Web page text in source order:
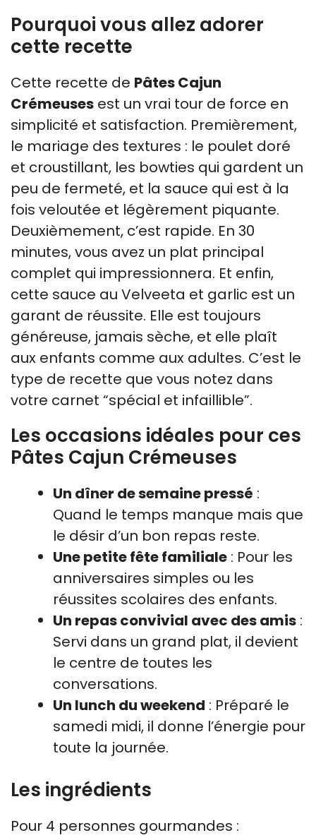
Pourquoi vous allez adorer
cette recette
Cette recette de Pâtes Cajun
Crémeuses est un vrai tour de force en
simplicité et satisfaction. Premièrement,
le mariage des textures : le poulet doré
et croustillant, les bowties qui gardent un
peu de fermeté, et la sauce qui est à la
fois veloutée et légèrement piquante.
Deuxièmement, c’est rapide. En 30
minutes, vous avez un plat principal
complet qui impressionnera. Et enfin,
cette sauce au Velveeta et garlic est un
garant de réussite. Elle est toujours
généreuse, jamais sèche, et elle plaît
aux enfants comme aux adultes. C’est le
type de recette que vous notez dans
votre carnet “spécial et infaillible”.
Les occasions idéales pour ces
Pâtes Cajun Crémeuses
Un dîner de semaine pressé :
Quand le temps manque mais que
le désir d’un bon repas reste.
Une petite fête familiale : Pour les
anniversaires simples ou les
réussites scolaires des enfants.
Un repas convivial avec des amis :
Servi dans un grand plat, il devient
le centre de toutes les
conversations.
Un lunch du weekend : Préparé le
samedi midi, il donne l’énergie pour
toute la journée.
Les ingrédients
Pour 4 personnes gourmandes :